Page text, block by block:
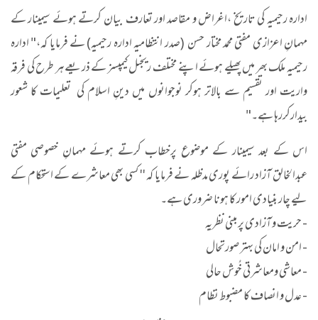
ادارہ رحیمیہ کی تاریخ ،اغراض و مقاصد اور تعارف بیان کرتے ہوئے سیمینار کے
مہمانِ اعزازی مفتی محمد مختار حسن (صدر انتظامیہ ادارہ رحیمیہ) نے فرمایا کہ،" ادارہ
رحیمیہ ملک بھر میں پھیلے ہوئے اپنے مختلف ریجنل کیمپسز کے ذریعےہر طرح کی فرقہ
واریت اور تقسیم سے بالاتر ہوکر نوجوانوں میں دینِ اسلام کی تعلیمات کا شعور
بیدارکررہا ہے۔"
اس کے بعد سیمینار کے موضوع پرخطاب کرتے ہوئے مہمانِ خصوصی مفتی
عبدالخالق آزاد رائے پوری مدظلہ نے فرمایا کہ '' کسی بھی معاشرے کے استحکام کے
لیے چار بنیادی امور کا ہونا ضروری ہے۔
- حریت و آزادی پر مبنی نظریہ
- امن و امان کی بہتر صورتحال
- معاشی ومعاشرتی خُوش حالی
- عدل و انصاف کا مضبوط نظام